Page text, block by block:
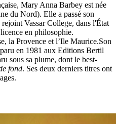
Mary Anna Barbey est née
du Nord). Elle a passé son
Vassar College, dans l'État
en philosophie.
la Provence et l’Ile Maurice.Son
en 1981 aux Editions Bertil
sous sa plume, dont le best-
fond. Ses deux derniers titres ont